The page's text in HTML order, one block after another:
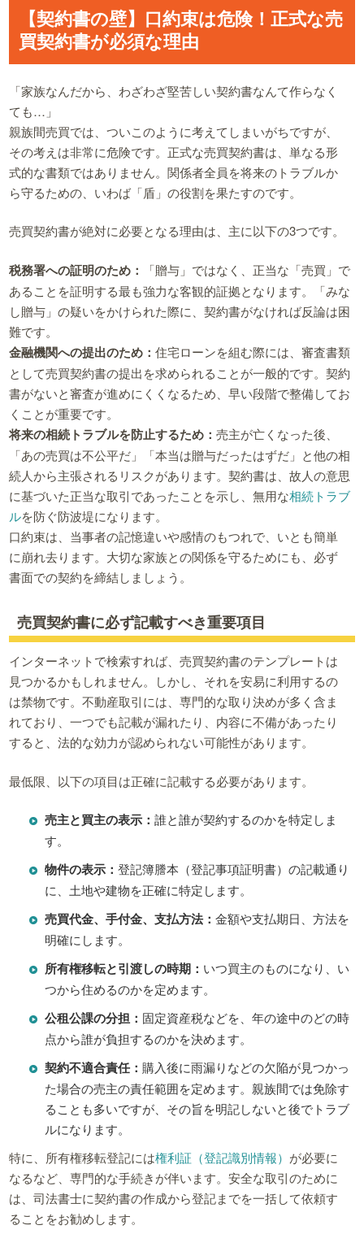
【契約書の壁】口約束は危険！正式な売
買契約書が必須な理由
「家族なんだから、わざわざ堅苦しい契約書なんて作らなく
ても…」
親族間売買では、ついこのように考えてしまいがちですが、
その考えは非常に危険です。正式な売買契約書は、単なる形
式的な書類ではありません。関係者全員を将来のトラブルか
ら守るための、いわば「盾」の役割を果たすのです。
売買契約書が絶対に必要となる理由は、主に以下の3つです。
税務署への証明のため：
「贈与」ではなく、正当な「売買」で
あることを証明する最も強力な客観的証拠となります。「みな
し贈与」の疑いをかけられた際に、契約書がなければ反論は困
難です。
金融機関への提出のため：住宅ローンを組む際には、審査書類
として売買契約書の提出を求められることが一般的です。契約
書がないと審査が進めにくくなるため、早い段階で整備してお
くことが重要です。
将来の相続トラブルを防止するため：売主が亡くなった後、
「あの売買は不公平だ」「本当は贈与だったはずだ」と他の相
続人から主張されるリスクがあります。契約書は、故人の意思
に基づいた正当な取引であったことを示し、無用な相続トラブ
ルを防ぐ防波堤になります。
口約束は、当事者の記憶違いや感情のもつれで、いとも簡単
に崩れ去ります。大切な家族との関係を守るためにも、必ず
書面での契約を締結しましょう。
売買契約書に必ず記載すべき重要項目
インターネットで検索すれば、売買契約書のテンプレートは
見つかるかもしれません。しかし、それを安易に利用するの
は禁物です。不動産取引には、専門的な取り決めが多く含ま
れており、一つでも記載が漏れたり、内容に不備があったり
すると、法的な効力が認められない可能性があります。
最低限、以下の項目は正確に記載する必要があります。
売主と買主の表示：誰と誰が契約するのかを特定しま
す。
物件の表示：登記簿謄本（登記事項証明書）の記載通り
に、土地や建物を正確に特定します。
売買代金、手付金、支払方法：金額や支払期日、方法を
明確にします。
所有権移転と引渡しの時期： いつ買主のものになり、い
つから住めるのかを定めます。
公租公課の分担： 固定資産税などを、年の途中のどの時
点から誰が負担するのかを決めます。
契約不適合責任：購入後に雨漏りなどの欠陥が見つかっ
た場合の売主の責任範囲を定めます。親族間では免除す
ることも多いですが、その旨を明記しないと後でトラブ
ルになります。
特に、所有権移転登記には権利証（登記識別情報） が必要に
なるなど、専門的な手続きが伴います。安全な取引のために
は、司法書士に契約書の作成から登記までを一括して依頼す
ることをお勧めします。